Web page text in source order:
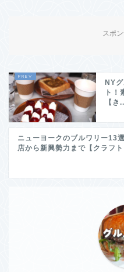
スポ
NY
ト！
【き
ニューヨークのブルワリー13
店から新興勢力まで【クラフ